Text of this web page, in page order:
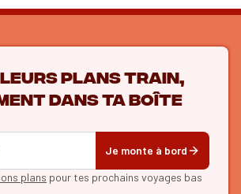
plans train,
dans ta boîte
Je monte à bord
plans pour tes prochains voyages bas